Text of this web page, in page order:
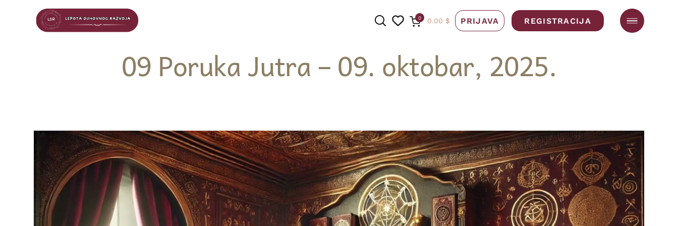
0 0.00 $ PRIJAVA REGISTRACIJA
09 Poruka Jutra – 09. oktobar, 2025.